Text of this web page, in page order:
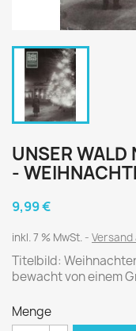
UNSER WALD
-
9,99 €
inkl. 7 % MwSt. Versand
Titelbild:
bewacht von einem
Menge